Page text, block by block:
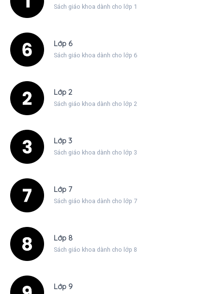
Sách giáo khoa dành cho lớp 1
Lớp 6
Sách giáo khoa dành cho lớp 6
Lớp 2
Sách giáo khoa dành cho lớp 2
Lớp 3
Sách giáo khoa dành cho lớp 3
Lớp 7
Sách giáo khoa dành cho lớp 7
Lớp 8
Sách giáo khoa dành cho lớp 8
Lớp 9